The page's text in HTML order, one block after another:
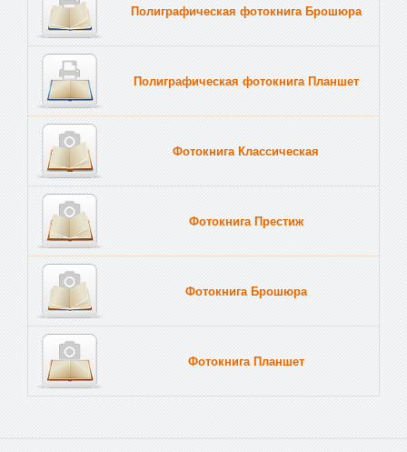
Полиграфическая фотокнига Брошюра
Полиграфическая фотокнига Планшет
Фотокнига Классическая
Фотокнига Престиж
Фотокнига Брошюра
Фотокнига Планшет